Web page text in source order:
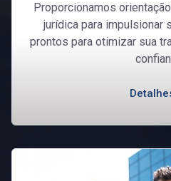
Proporcionamos
jurídica para impulsionar
prontos para otimizar sua